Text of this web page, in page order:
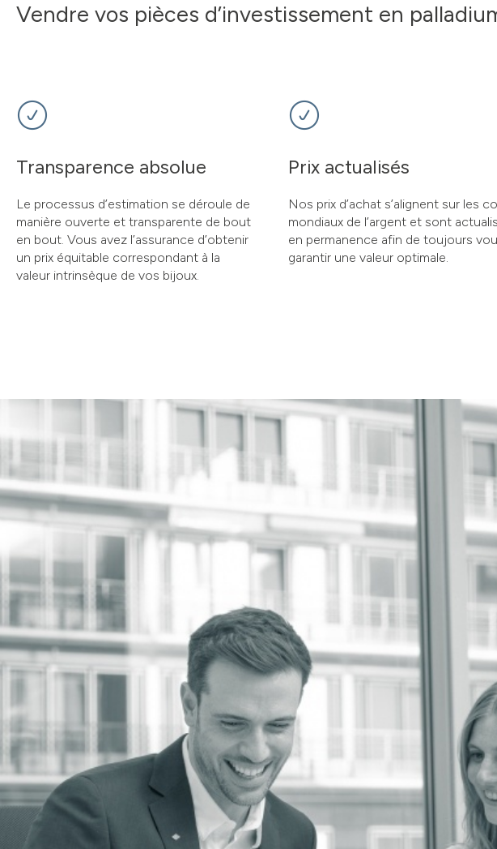
Vendre vos pièces d’investissement en
Transparence absolue
Le processus d’estimation se déroule de
manière ouverte et transparente de bout
en bout. Vous avez l’assurance d’obtenir
un prix équitable correspondant à la
valeur intrinsèque de vos bijoux.
Prix actualisés
Nos prix d’achat s’alignent sur les
mondiaux de l’argent et sont
en permanence afin de toujours
garantir une valeur optimale.